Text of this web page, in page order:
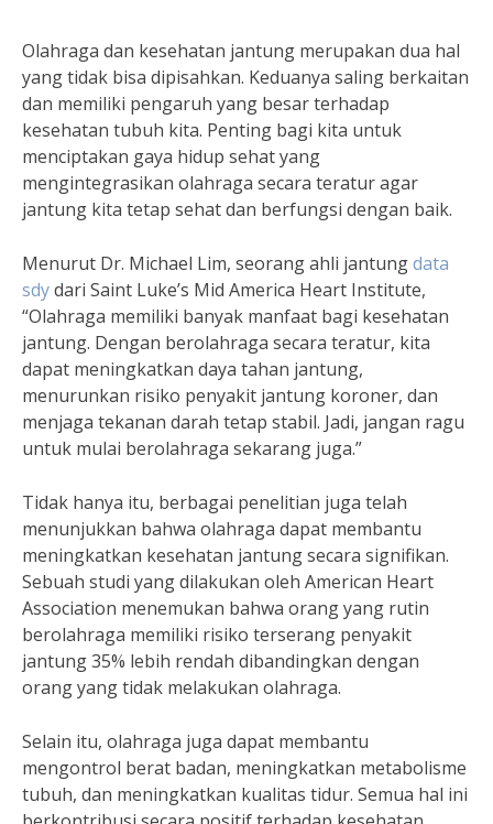
Olahraga dan kesehatan jantung merupakan dua hal
yang tidak bisa dipisahkan. Keduanya saling berkaitan
dan memiliki pengaruh yang besar terhadap
kesehatan tubuh kita. Penting bagi kita untuk
menciptakan gaya hidup sehat yang
mengintegrasikan olahraga secara teratur agar
jantung kita tetap sehat dan berfungsi dengan baik.
Menurut Dr. Michael Lim, seorang ahli jantungdata
sdydari Saint Luke’s Mid America Heart Institute,
“Olahraga memiliki banyak manfaat bagi kesehatan
jantung. Dengan berolahraga secara teratur, kita
dapat meningkatkan daya tahan jantung,
menurunkan risiko penyakit jantung koroner, dan
menjaga tekanan darah tetap stabil. Jadi, jangan ragu
untuk mulai berolahraga sekarang juga.”
Tidak hanya itu, berbagai penelitian juga telah
menunjukkan bahwa olahraga dapat membantu
meningkatkan kesehatan jantung secara signifikan.
Sebuah studi yang dilakukan oleh American Heart
Association menemukan bahwa orang yang rutin
berolahraga memiliki risiko terserang penyakit
jantung 35% lebih rendah dibandingkan dengan
orang yang tidak melakukan olahraga.
Selain itu, olahraga juga dapat membantu
mengontrol berat badan, meningkatkan metabolisme
tubuh, dan meningkatkan kualitas tidur. Semua hal ini